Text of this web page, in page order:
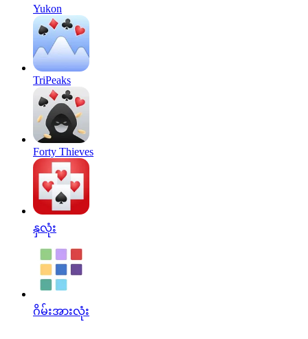
Yukon
TriPeaks
Forty Thieves
နှလုံး
ဂိမ်းအားလုံး